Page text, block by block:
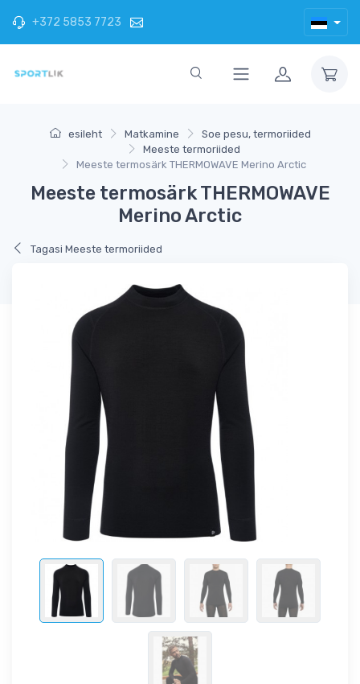
+372 5853 7723
esileht Matkamine
Soe pesu, termoriided
Meeste termoriided
Meeste termosärk THERMOWAVE Merino Arctic
Meeste termosärk THERMOWAVE
Merino Arctic
Tagasi Meeste termoriided